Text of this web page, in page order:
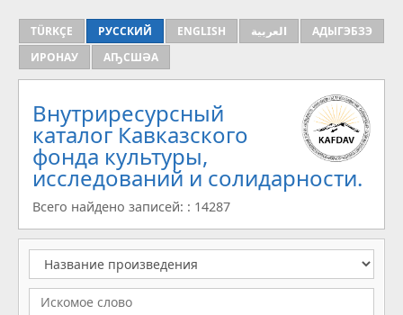
TÜRKÇE РУССКИЙ ENGLISH العربية
АДЫГЭБЗЭ
ИРОНАУ
АҦСШӘА
Внутриресурсный
каталог Кавказского
фонда культуры,
исследований и солидарности.
Всего найдено записей: : 14287